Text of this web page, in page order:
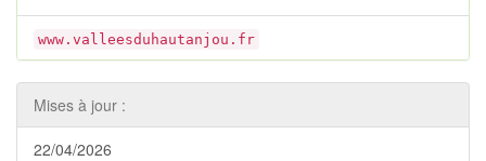
www.valleesduhautanjou.fr
Mises à jour :
22/04/2026